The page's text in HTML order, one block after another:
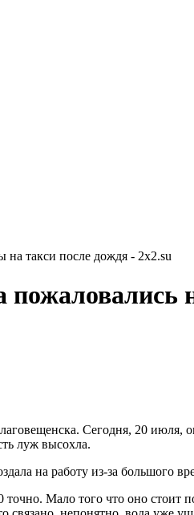
такси после дождя - 2x2.su
Сегодня, 20
луж высохла.
на работу из-за большого
точно. Мало того что оно